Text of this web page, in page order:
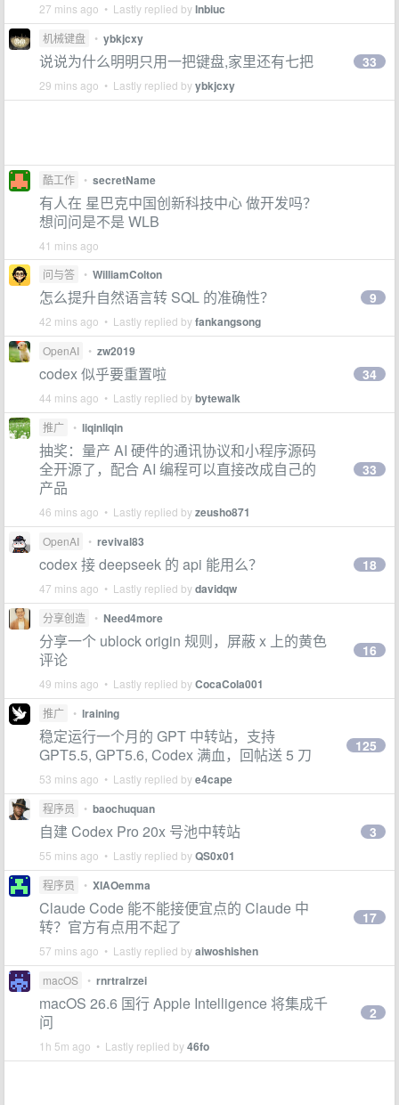
27 mins ago • Lastly replied bylnbiuc
机械键盘 • ybkjcxy
说说为什么明明只用一把键盘,家里还有七把
29 mins ago • Lastly replied byybkjcxy
33
酷工作 • secretName
有人在 星巴克中国创新科技中心 做开发吗？
想问问是不是 WLB
41 mins ago
问与答
• WilliamColton
怎么提升自然语言转 SQL 的准确性？
42 mins ago • Lastly replied byfankangsong
9
OpenAI • zw2019
codex 似乎要重置啦
44 mins ago • Lastly replied bybytewalk
34
推广 • liqinliqin
抽奖：量产 AI 硬件的通讯协议和小程序源码
全开源了，配合 AI 编程可以直接改成自己的
产品
46 mins ago • Lastly replied byzeusho871
33
OpenAI • revival83
codex 接 deepseek 的 api 能用么？
47 mins ago • Lastly replied bydavidqw
18
分享创造 • Need4more
分享一个 ublock origin 规则，屏蔽 x 上的黄色
评论
49 mins ago • Lastly replied byCocaCola001
16
推广 • lraining
稳定运行一个月的 GPT 中转站，支持
GPT5.5, GPT5.6, Codex 满血，回帖送 5 刀
53 mins ago • Lastly replied bye4cape
125
程序员 • baochuquan
自建 Codex Pro 20x 号池中转站
55 mins ago • Lastly replied byQS0x01
3
程序员 • XIAOemma
Claude Code 能不能接便宜点的 Claude 中
转？官方有点用不起了
57 mins ago • Lastly replied byaiwoshishen
17
macOS • rnrtralrzei
macOS 26.6 国行 Apple Intelligence 将集成千
问
1h 5m ago • Lastly replied by46fo
2